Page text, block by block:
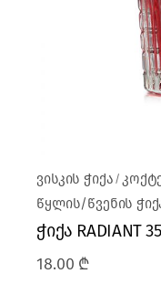
ვისკის ჭიქა
წყლის/წვენის
ჭიქა RADIANT
18.00 ₾